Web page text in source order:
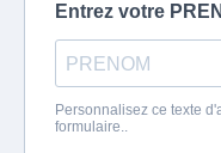
Entrez votre
Personnalisez ce texte
formulaire..